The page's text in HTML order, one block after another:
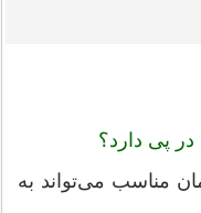
پی دارد؟
مناسب می‌تواند به